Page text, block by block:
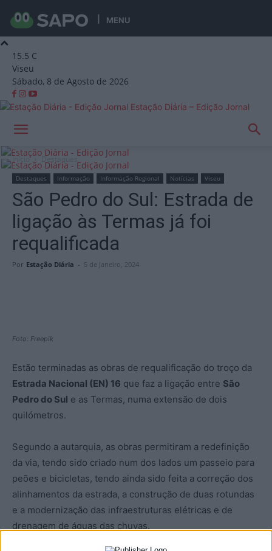
MENU
15.5 C
Viseu
Sábado, 8 de Agosto de 2026
Estação Diária – Edição Jornal
Início Destaques
Destaques Informação Informação Regional Notícias Viseu
São Pedro do Sul: Estrada de
ligação às Termas já foi
requalificada
Por Estação Diária - 5 de Janeiro, 2024
Foto: Freepik
Estão terminadas as obras de requalificação do troço da
Estrada Nacional (EN) 16 que faz a ligação entre São
Pedro do Sul e as Termas, numa extensão de dois
quilómetros.
Segundo a autarquia, as obras permitiram a redefinição
da via, tendo sido criado num dos lados um passeio para
peões e bicicletas, tendo ainda sido feita a correção dos
alinhamentos da estrada, a construção de duas rotundas
e a modernização das infraestruturas elétricas e de
drenagem de águas das chuvas.